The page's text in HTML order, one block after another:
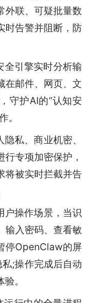
外联、可疑批量数
时告警并阻断，防
引擎实时分析输
在邮件、网页、文
守护AI的“认知安
。
私、商业机密、
专项加密保护，
将被实时拦截并告
操作场景，当识
输入密码、查看敏
停OpenClaw的屏
;操作完成后自动
。